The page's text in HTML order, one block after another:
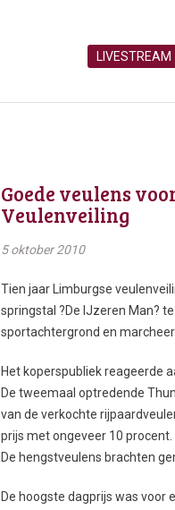
LIVESTREAM
Goede veulens
Veulenveiling
5 oktober 2010
Tien jaar Limburgse
springstal ?De IJzeren Man?
sportachtergrond en
Het koperspubliek reageerde
De tweemaal optredende
van de verkochte
prijs met ongeveer 10 procent.
De hengstveulens brachten
De hoogste dagprijs was voor